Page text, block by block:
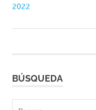
anterior:
2022
BÚSQUEDA